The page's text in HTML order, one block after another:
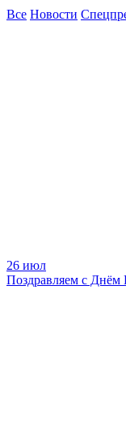
Все Новости
26 июл
Поздравляем с